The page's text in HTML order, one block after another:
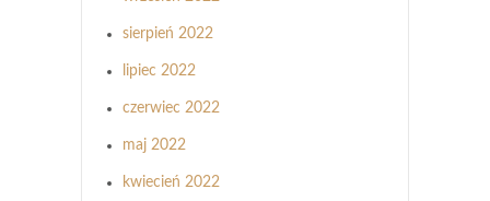
sierpień 2022
lipiec 2022
czerwiec 2022
maj 2022
kwiecień 2022